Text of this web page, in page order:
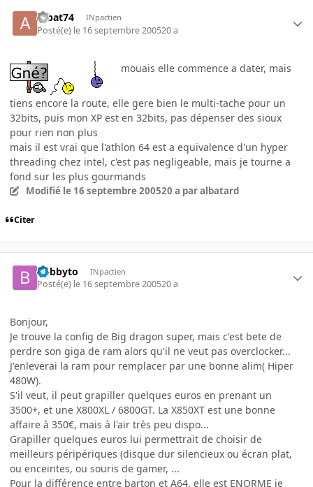
Albat74 INpactien
Posté(e) le 16 septembre 200520 a
mouais elle commence a dater, mais
tiens encore la route, elle gere bien le multi-tache pour un
32bits, puis mon XP est en 32bits, pas dépenser des sioux
pour rien non plus
mais il est vrai que l'athlon 64 est a equivalence d'un hyper
threading chez intel, c'est pas negligeable, mais je tourne a
fond sur les plus gourmands
Modifié le 16 septembre 200520 a par albatard
Citer
bobbyto INpactien
Posté(e) le 16 septembre 200520 a
Bonjour,
Je trouve la config de Big dragon super, mais c'est bete de
perdre son giga de ram alors qu'il ne veut pas overclocker...
J'enleverai la ram pour remplacer par une bonne alim( Hiper
480W).
S'il veut, il peut grapiller quelques euros en prenant un
3500+, et une X800XL / 6800GT. La X850XT est une bonne
affaire à 350€, mais à l'air très peu dispo...
Grapiller quelques euros lui permettrait de choisir de
meilleurs péripériques (disque dur silencieux ou écran plat,
ou enceintes, ou souris de gamer, ...
Pour la différence entre barton et A64, elle est ENORME je